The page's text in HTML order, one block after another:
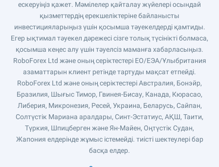
ескеруіңіз қажет. Мәмілелер қайталау жүйелері осындай
қызметтердің ерекшеліктеріне байланысты
инвестицияларыңыз үшін қосымша тәуекелдерді қамтиды.
Егер ықтимал тәуекел дәрежесі сізге толық түсінікті болмаса,
қосымша кеңес алу үшін тәуелсіз маманға хабарласыңыз.
RoboForex Ltd және оның серіктестері ЕО/ЕЭА/Ұлыбритания
азаматтарын клиент ретінде тартуды мақсат етпейді.
RoboForex Ltd және оның серіктестері Австралия, Бонэйр,
Бразилия, Шығыс Тимор, Гвинея-Бисау, Канада, Кюрасао,
Либерия, Микронезия, Ресей, Украина, Беларусь, Сайпан,
Солтүстік Мариана аралдары, Синт-Эстатиус, АҚШ, Таити,
Түркия, Шпицберген және Ян-Майен, Оңтүстік Судан,
Жапония елдерінде жұмыс істемейді. тиісті шектеулері бар
басқа елдер.